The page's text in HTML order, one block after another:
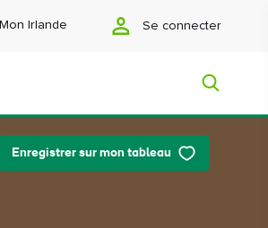
Mon Irlande Se connecter
Enregistrer sur mon tableau